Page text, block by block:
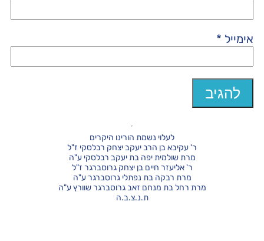
אימייל *
לעלוי נשמת הורינו היקרים
ר' עקיבא בן הרב יעקב יצחק רבלסקי ז"ל
מרת שולמית יפה בת יעקב רבלסקי ע"ה
ר' אליעזר חיים בן יצחק גרוסברגר ז"ל
מרת רבקה בת נפתלי גרוסברגר ע"ה
מרת רחל בת מנחם זאב גרוסברגר שוורץ ע"ה
ת.נ.צ.ב.ה